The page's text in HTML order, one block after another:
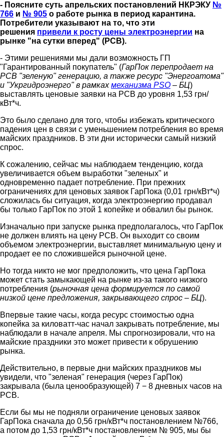
- Поясните суть апрельских постановлений НКРЭКУ №
766 и № 905 о работе рынка в период карантина.
Потребители указывают на то, что эти
решения привели к росту цены электроэнергии на
рынке "на сутки вперед" (РСВ).
- Этими решениями мы дали возможность ГП
"Гарантированный покупатель" (ГарПок перепродает на
РСВ "зеленую" генерацию, а также ресурс "Энергоатома"
и "Укргидроэнерго" в рамкахмеханизма PSO – БЦ)
выставлять ценовые заявки на РСВ до уровня 1,53 грн/
кВт*ч.
Это было сделано для того, чтобы избежать критического
падения цен в связи с уменьшением потребления во время
майских праздников. В эти дни исторически самый низкий
спрос.
К сожалению, сейчас мы наблюдаем тенденцию, когда
увеличивается объем выработки "зеленых" и
одновременно падает потребление. При прежних
ограничениях для ценовых заявок ГарПока (0,01 грн/кВт*ч)
сложилась бы ситуация, когда электроэнергию продавал
бы только ГарПок по этой 1 копейке и обвалил бы рынок.
Изначально при запуске рынка предполагалось, что ГарПок
не должен влиять на цену РСВ. Он выходит со своим
объемом электроэнергии, выставляет минимальную цену и
продает ее по сложившейся рыночной цене.
Но тогда никто не мог предположить, что цена ГарПока
может стать замыкающей на рынке из-за такого низкого
потребления (рыночная цена формируется по самой
низкой цене предложения, закрывающего спрос – БЦ).
Впервые такие часы, когда ресурс стоимостью одна
копейка за киловатт-час начал закрывать потребление, мы
наблюдали в начале апреля. Мы спрогнозировали, что на
майские праздники это может привести к обрушению
рынка.
Действительно, в первые дни майских праздников мы
увидели, что "зеленая" генерация (через ГарПок)
закрывала (была ценообразующей) 7 − 8 дневных часов на
РСВ.
Если бы мы не подняли ограничение ценовых заявок
ГарПока сначала до 0,56 грн/кВт*ч постановлением №766,
а потом до 1,53 грн/кВт*ч постановлением № 905, мы бы